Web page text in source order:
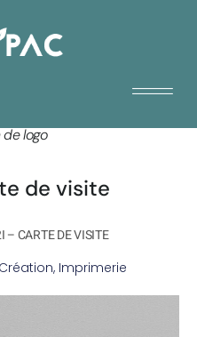
logo
de visite
– CARTE DE VISITE
Création, Imprimerie